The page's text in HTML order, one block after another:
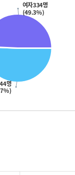
명
여자334명
(49.3%)